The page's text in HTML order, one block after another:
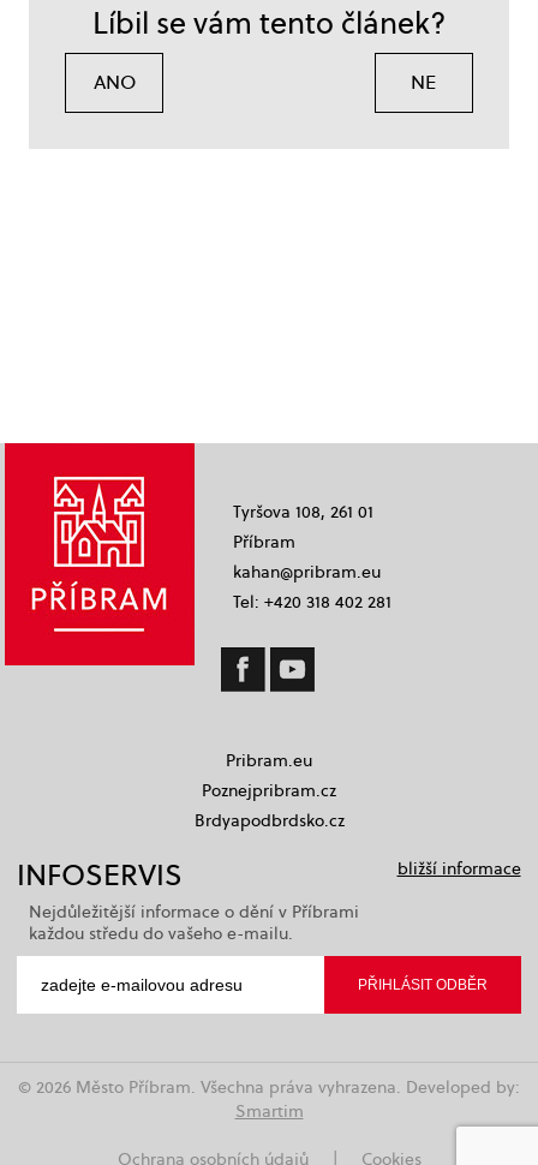
Líbil se vám tento článek?
ANO NE
Tyršova 108, 261 01
Příbram
kahan@pribram.eu
Tel: +420 318 402 281
Pribram.eu
Poznejpribram.cz
Brdyapodbrdsko.cz
INFOSERVIS
bližší informace
Nejdůležitější informace o dění v Příbrami
každou středu do vašeho e-mailu.
© 2026 Město Příbram. Všechna práva vyhrazena. Developed by:
Smartim
Ochrana osobních údajů
Cookies